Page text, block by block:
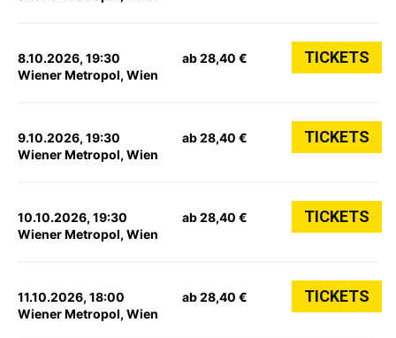
8.10.2026, 19:30
Wiener Metropol, Wien
ab 28,40 € TICKETS
9.10.2026, 19:30
Wiener Metropol, Wien
ab 28,40 € TICKETS
10.10.2026, 19:30
Wiener Metropol, Wien
ab 28,40 € TICKETS
11.10.2026, 18:00
Wiener Metropol, Wien
ab 28,40 € TICKETS